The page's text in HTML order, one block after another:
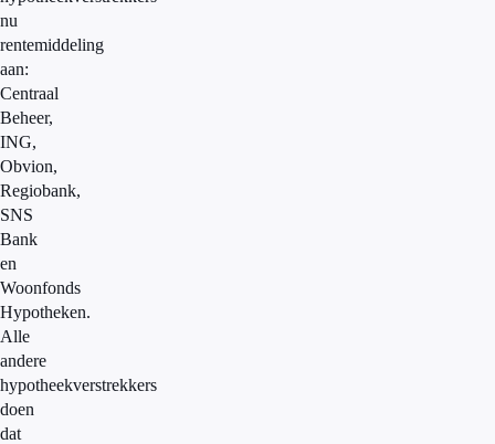
nu
rentemiddeling
aan:
Centraal
Beheer,
ING,
Obvion,
Regiobank,
SNS
Bank
en
Woonfonds
Hypotheken.
Alle
andere
hypotheekverstrekkers
doen
dat